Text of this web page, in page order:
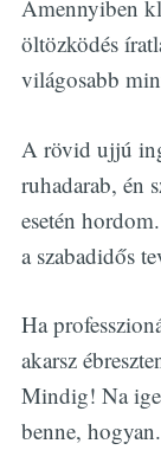
Amennyiben
öltözködés
világosabb
A rövid ujjú
ruhadarab, én
esetén
a szabadidős
Ha
akarsz
Mindig! Na
benne, hogyan.